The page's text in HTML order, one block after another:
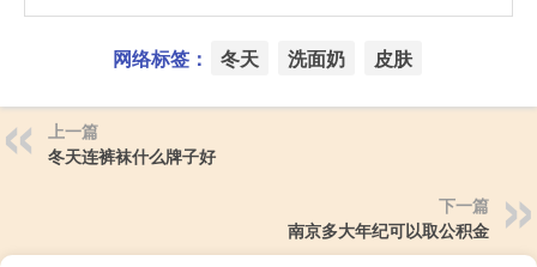
网络标签： 冬天 洗面奶 皮肤
上一篇
冬天连裤袜什么牌子好
下一篇
南京多大年纪可以取公积金